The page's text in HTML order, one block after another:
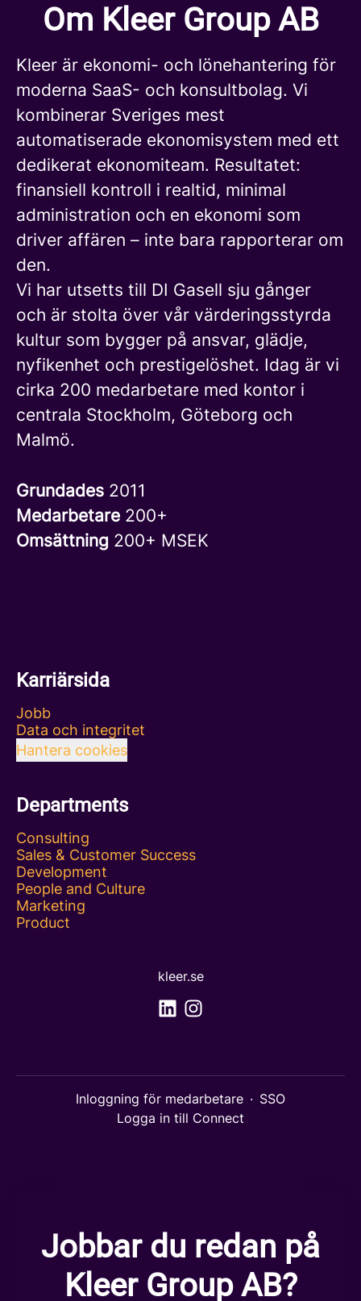
Om Kleer Group AB
Kleer är ekonomi- och lönehantering för
moderna SaaS- och konsultbolag. Vi
kombinerar Sveriges mest
automatiserade ekonomisystem med ett
dedikerat ekonomiteam. Resultatet:
finansiell kontroll i realtid, minimal
administration och en ekonomi som
driver affären – inte bara rapporterar om
den.
Vi har utsetts till DI Gasell sju gånger
och är stolta över vår värderingsstyrda
kultur som bygger på ansvar, glädje,
nyfikenhet och prestigelöshet. Idag är vi
cirka 200 medarbetare med kontor i
centrala Stockholm, Göteborg och
Malmö.
Grundades 2011
Medarbetare 200+
Omsättning 200+ MSEK
Karriärsida
Jobb
Data och integritet
Hantera cookies
Departments
Consulting
Sales & Customer Success
Development
People and Culture
Marketing
Product
kleer.se
Inloggning för medarbetare · SSO
Logga in till Connect
Jobbar du redan på
Kleer Group AB?